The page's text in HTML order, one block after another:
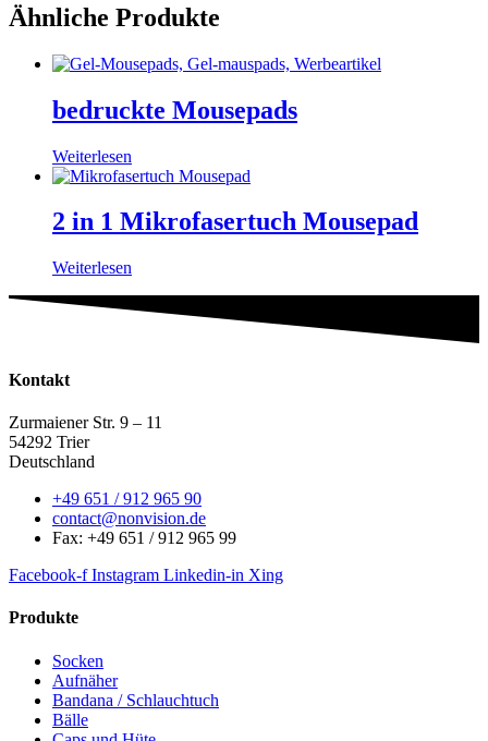
Ähnliche Produkte
bedruckte Mousepads
Weiterlesen
2 in 1 Mikrofasertuch Mousepad
Weiterlesen
Kontakt
Zurmaiener Str. 9 – 11
54292 Trier
Deutschland
+49 651 / 912 965 90
contact@nonvision.de
Fax: +49 651 / 912 965 99
Facebook-f Instagram Linkedin-in Xing
Produkte
Socken
Aufnäher
Bandana / Schlauchtuch
Bälle